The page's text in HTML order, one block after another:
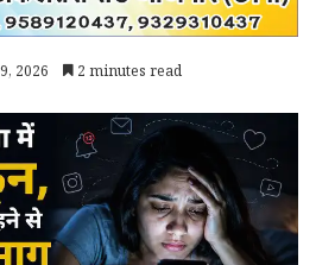
2026 2 minutes read